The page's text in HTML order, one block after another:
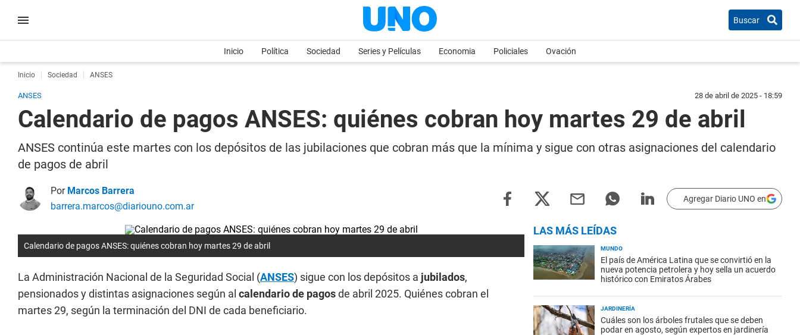
Buscar
Inicio Política Sociedad Series y Películas Economia Policiales Ovación
Inicio Sociedad ANSES
ANSES 28 de abril de 2025 - 18:59
Calendario de pagos ANSES: quiénes cobran hoy martes 29 de abril
ANSES continúa este martes con los depósitos de las jubilaciones que cobran más que la mínima y sigue con otras asignaciones del calendario
de pagos de abril
Por Marcos Barrera
barrera.marcos@diariouno.com.ar
Agregar Diario UNO en
Calendario de pagos ANSES: quiénes cobran hoy martes 29 de abril
La Administración Nacional de la Seguridad Social (ANSES) sigue con los depósitos a jubilados,
pensionados y distintas asignaciones según al calendario de pagosde abril 2025. Quiénes cobran el
martes 29, según la terminación del DNI de cada beneficiario.
LAS MÁS LEÍDAS
MUNDO
El país de América Latina que se convirtió en la
nueva potencia petrolera y hoy sella un acuerdo
histórico con Emiratos Árabes
JARDINERÍA
Cuáles son los árboles frutales que se deben
podar en agosto, según expertos en jardinería